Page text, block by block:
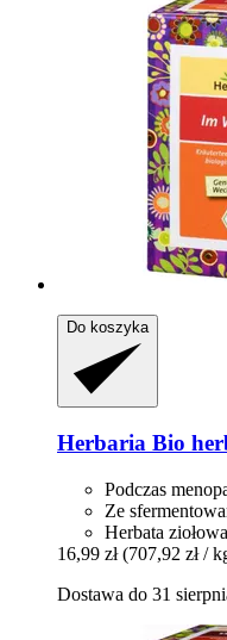
Do koszyka
Herbaria Bio
Podczas
Ze
Herbata
16,99 zł (707,92 zł /
Dostawa do 31